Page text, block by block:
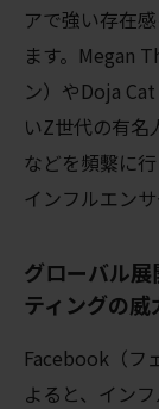
アで強い存在
ます。Megan
ン）やDoja
いZ世代の有名
などを頻繫に
インフルエン
グローバル
ティングの威
Facebook（フ
よると、イン